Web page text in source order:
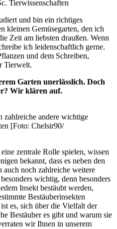
Tierwissenschaften
und bin ein richtiges
kleinen Gemüsegarten, den ich
Zeit am liebsten draußen. Wenn
ich leidenschaftlich gerne.
und dem Schreiben,
Tierwelt.
Garten unerlässlich. Doch
Wir klären auf.
zahlreiche andere wichtige
[Foto: Chelsir90/
zentrale Rolle spielen, wissen
bekannt, dass es neben den
noch zahlreiche weitere
wichtig, denn besonders
Insekt bestäubt werden,
Bestäuberinsekten
es, sich über die Vielfalt der
Bestäuber es gibt und warum sie
wir Ihnen in unserem